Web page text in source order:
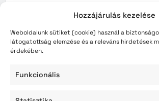
Hozzájárulás kezelése
Weboldalunk sütiket (cookie) használ a
látogatottság elemzése és a releváns hirdetések
érdekében.
Funkcionális
2026. augusztus
2026. július
2026. június
2026. május